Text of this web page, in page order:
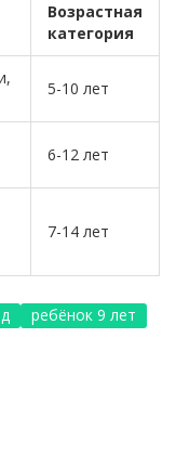
Возрастная
категория
5-10 лет
6-12 лет
7-14 лет
ребёнок 9 лет